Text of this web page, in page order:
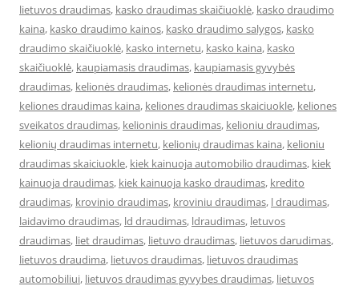
lietuvos draudimas, kasko draudimas skaičiuoklė, kasko draudimo
kaina, kasko draudimo kainos, kasko draudimo salygos, kasko
draudimo skaičiuoklė, kasko internetu, kasko kaina, kasko
skaičiuoklė, kaupiamasis draudimas, kaupiamasis gyvybės
draudimas, kelionės draudimas, kelionės draudimas internetu,
keliones draudimas kaina, keliones draudimas skaiciuokle, keliones
sveikatos draudimas, kelioninis draudimas, kelioniu draudimas,
kelionių draudimas internetu, kelionių draudimas kaina, kelioniu
draudimas skaiciuokle, kiek kainuoja automobilio draudimas, kiek
kainuoja draudimas, kiek kainuoja kasko draudimas, kredito
draudimas, krovinio draudimas, kroviniu draudimas, l draudimas,
laidavimo draudimas, ld draudimas, ldraudimas, letuvos
draudimas, liet draudimas, lietuvo draudimas, lietuvos darudimas,
lietuvos draudima, lietuvos draudimas, lietuvos draudimas
automobiliui, lietuvos draudimas gyvybes draudimas, lietuvos